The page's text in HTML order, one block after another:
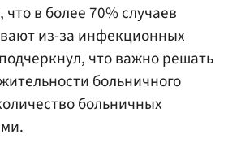
в более 70% случаев
из-за инфекционных
что важно решать
больничного
больничных